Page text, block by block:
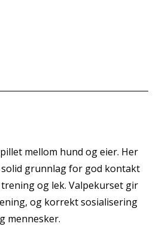
mellom hund og eier. Her
grunnlag for god kontakt
og lek. Valpekurset gir
og korrekt sosialisering
mennesker.